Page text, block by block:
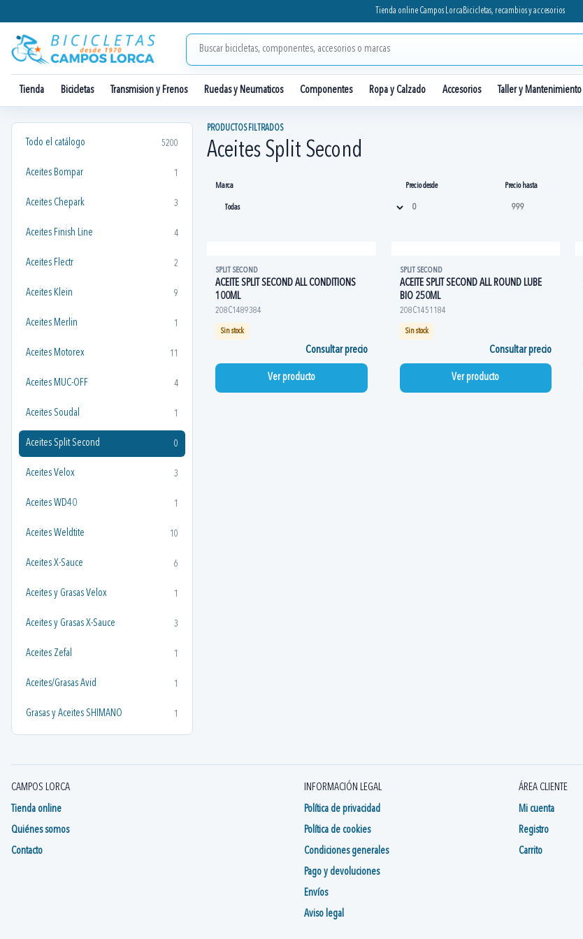
Tienda online Campos Lorca Bicicletas, recambios y accesorios
Tienda Bicicletas Transmision y Frenos Ruedas y Neumaticos Componentes Ropa y Calzado Accesorios Taller y Mantenimiento
Todo el catálogo 5200
Aceites Bompar 1
Aceites Chepark 3
Aceites Finish Line 4
Aceites Flectr 2
Aceites Klein 9
Aceites Merlin 1
Aceites Motorex 11
Aceites MUC-OFF 4
Aceites Soudal 1
Aceites Split Second 0
Aceites Velox 3
Aceites WD40 1
Aceites Weldtite 10
Aceites X-Sauce 6
Aceites y Grasas Velox 1
Aceites y Grasas X-Sauce 3
Aceites Zefal 1
Aceites/Grasas Avid 1
Grasas y Aceites SHIMANO 1
PRODUCTOS FILTRADOS
Aceites Split Second
Marca Precio desde Precio hasta
SPLIT SECOND
ACEITE SPLIT SECOND ALL CONDITIONS
100ML
208C1489384
Sin stock
Consultar precio
Ver producto
SPLIT SECOND
ACEITE SPLIT SECOND ALL ROUND LUBE
BIO 250ML
208C1451184
Sin stock
Consultar precio
Ver producto
CAMPOS LORCA
Tienda online
Quiénes somos
Contacto
INFORMACIÓN LEGAL
Política de privacidad
Política de cookies
Condiciones generales
Pago y devoluciones
Envíos
Aviso legal
ÁREA CLIENTE
Mi cuenta
Registro
Carrito